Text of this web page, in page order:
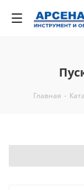
Главная -